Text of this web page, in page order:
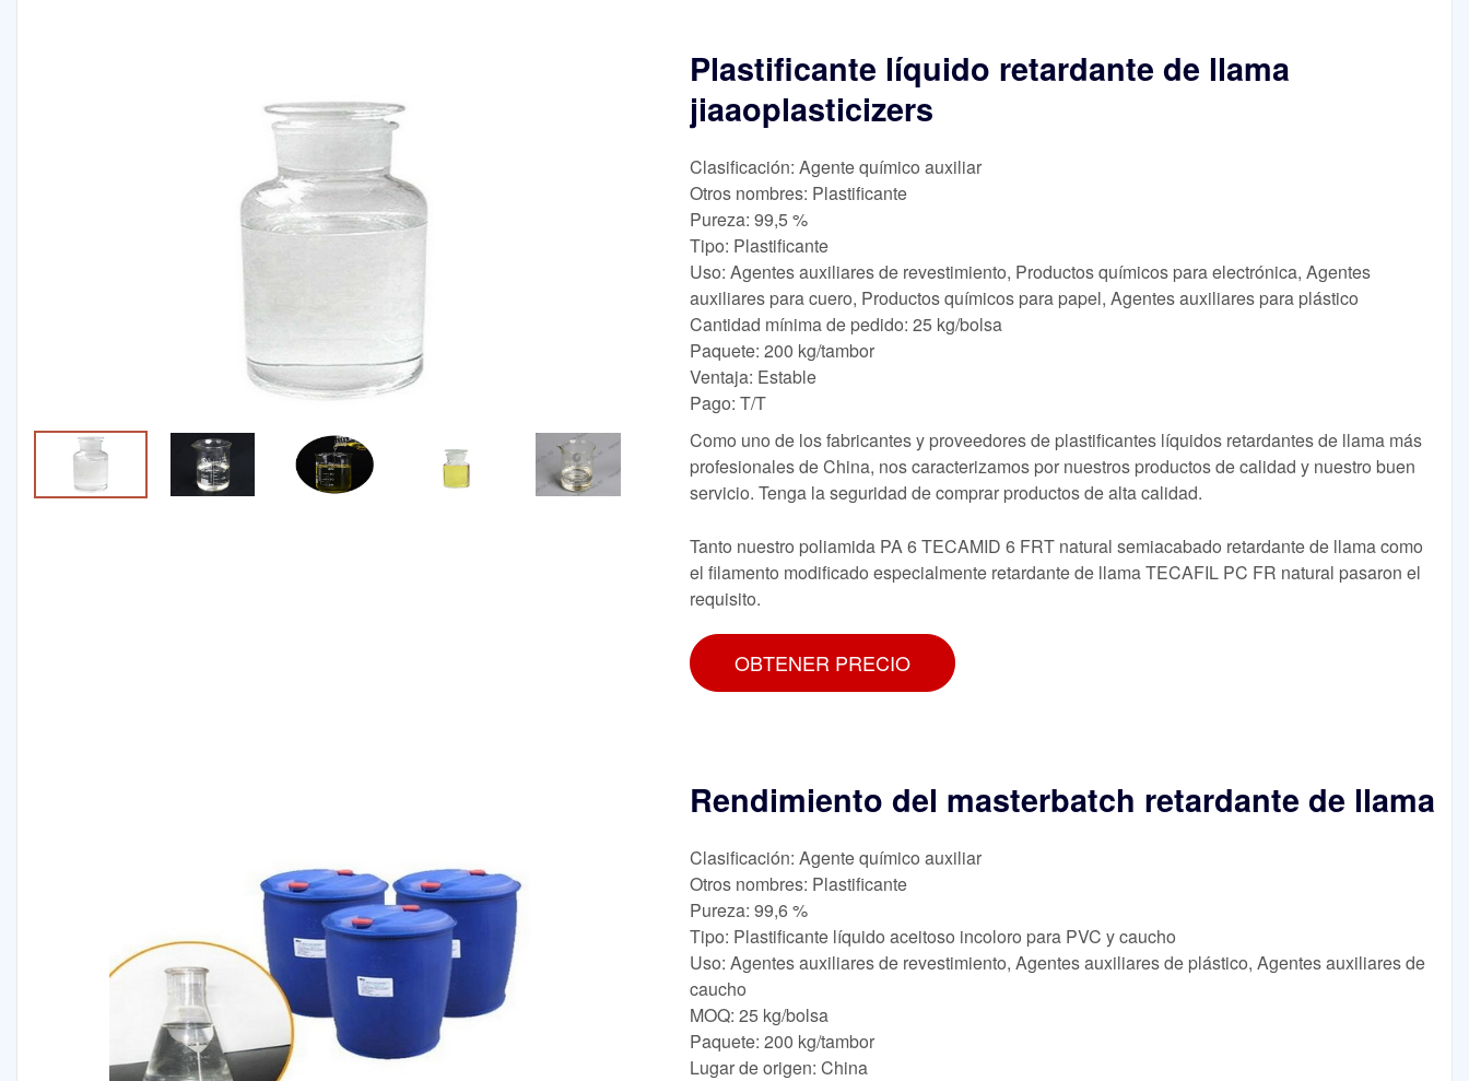
Plastificante líquido retardante de llama
jiaaoplasticizers
Clasificación: Agente químico auxiliar
Otros nombres: Plastificante
Pureza: 99,5 %
Tipo: Plastificante
Uso: Agentes auxiliares de revestimiento, Productos químicos para electrónica, Agentes
auxiliares para cuero, Productos químicos para papel, Agentes auxiliares para plástico
Cantidad mínima de pedido: 25 kg/bolsa
Paquete: 200 kg/tambor
Ventaja: Estable
Pago: T/T
Como uno de los fabricantes y proveedores de plastificantes líquidos retardantes de llama más
profesionales de China, nos caracterizamos por nuestros productos de calidad y nuestro buen
servicio. Tenga la seguridad de comprar productos de alta calidad.
Tanto nuestro poliamida PA 6 TECAMID 6 FRT natural semiacabado retardante de llama como
el filamento modificado especialmente retardante de llama TECAFIL PC FR natural pasaron el
requisito.
OBTENER PRECIO
Rendimiento del masterbatch retardante de llama
Clasificación: Agente químico auxiliar
Otros nombres: Plastificante
Pureza: 99,6 %
Tipo: Plastificante líquido aceitoso incoloro para PVC y caucho
Uso: Agentes auxiliares de revestimiento, Agentes auxiliares de plástico, Agentes auxiliares de
caucho
MOQ: 25 kg/bolsa
Paquete: 200 kg/tambor
Lugar de origen: China